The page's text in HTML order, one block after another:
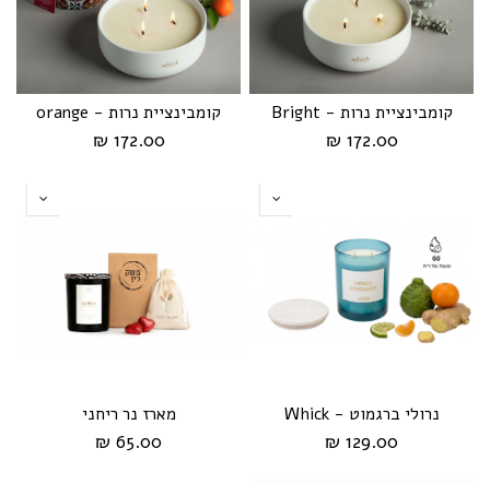
קומבינציית נרות - Bright
172.00 ₪
קומבינציית נרות - orange
172.00 ₪
נרולי ברגמוט - Whick
129.00 ₪
מארז נר ריחני
65.00 ₪